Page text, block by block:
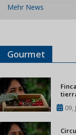
Mehr News
Gourmet
09,